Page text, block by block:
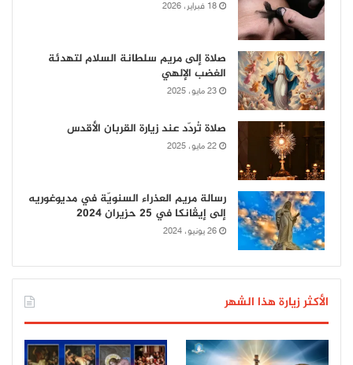
18 فبراير، 2026
صلاة إلى مريم سلطانة السلام لتهدئة
الغضب الإلهي
23 مايو، 2025
صلاة تُردّد عند زيارة القربان الأقدس
22 مايو، 2025
رسالة مريم العذراء السنويّة في مديوغوريه
إلى إيڤانكا في 25 حزيران 2024
26 يونيو، 2024
الأكثر زيارة هذا الشهر